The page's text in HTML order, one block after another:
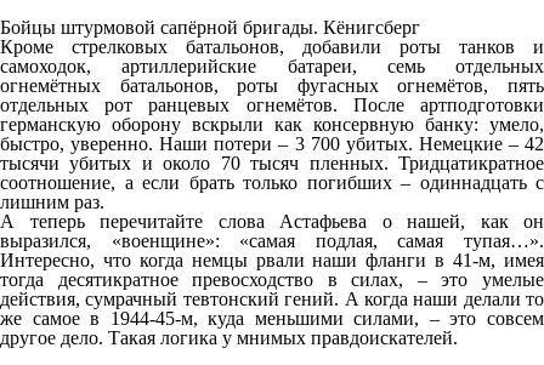
Бойцы штурмовой сапёрной бригады. Кёнигсберг
Кроме стрелковых батальонов, добавили роты танков и
самоходок, артиллерийские батареи, семь отдельных
огнемётных батальонов, роты фугасных огнемётов, пять
отдельных рот ранцевых огнемётов. После артподготовки
германскую оборону вскрыли как консервную банку: умело,
быстро, уверенно. Наши потери – 3 700 убитых. Немецкие – 42
тысячи убитых и около 70 тысяч пленных. Тридцатикратное
соотношение, а если брать только погибших – одиннадцать с
лишним раз.
А теперь перечитайте слова Астафьева о нашей, как он
выразился, «военщине»: «самая подлая, самая тупая…».
Интересно, что когда немцы рвали наши фланги в 41-м, имея
тогда десятикратное превосходство в силах, – это умелые
действия, сумрачный тевтонский гений. А когда наши делали то
же самое в 1944-45-м, куда меньшими силами, – это совсем
другое дело. Такая логика у мнимых правдоискателей.